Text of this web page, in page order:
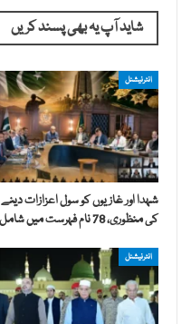
شاید آپ یہ بھی پسند کریں
انٹرنیشنل
شہدا اور غازیوں کو سول اعزازات دینے
کی منظوری، 78 نام فہرست میں شامل
انٹرنیشنل